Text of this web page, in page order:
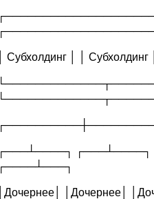
│ Субхолдинг │ │ Субхолдинг
┌───┴────┐
┌────┴───┐
│Дочернее│ │Дочернее│